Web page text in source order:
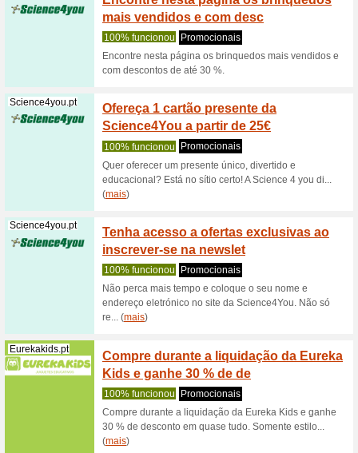
Lightinthebo...
Light
para
a
Geox.com
100%